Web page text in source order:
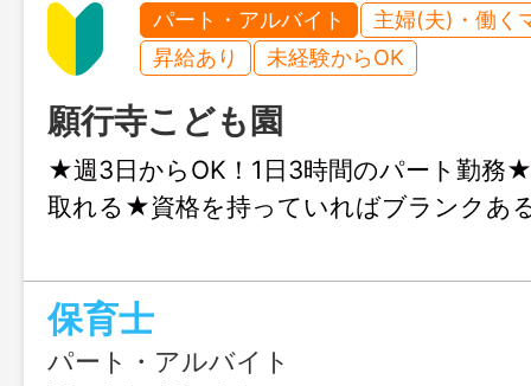
パート・アルバイト
主婦(夫)・働く
昇給あり
未経験からOK
願行寺こども園
★週3日からOK！1日3時間のパート勤務
取れる★資格を持っていればブランクあ
保育士
パート・アルバイト